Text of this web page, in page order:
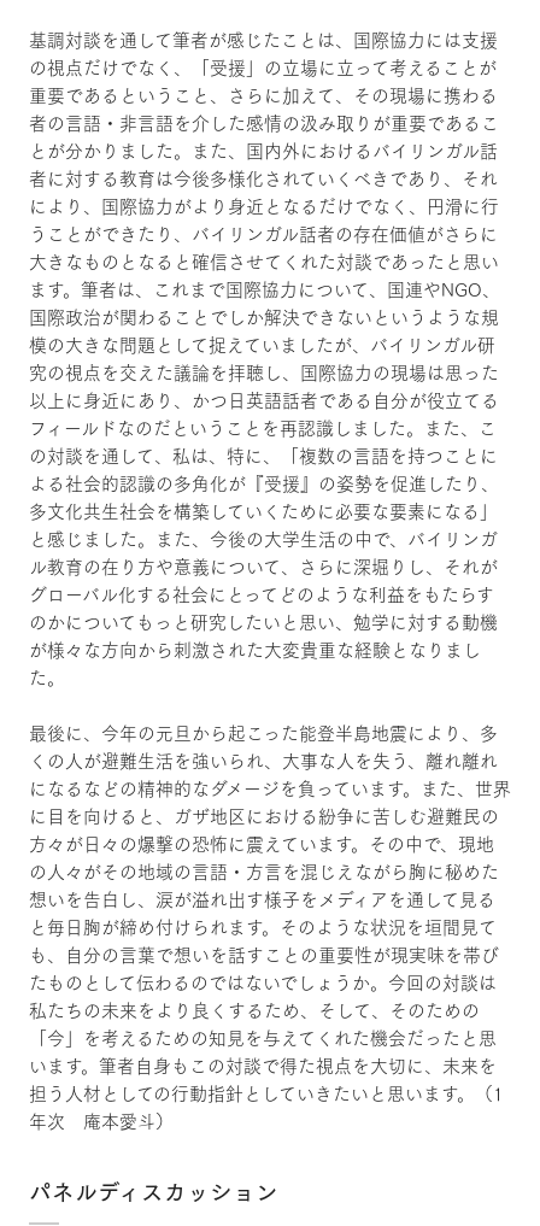
基調対談を通して筆者が感じたことは、国際協力には支援
の視点だけでなく、「受援」の立場に立って考えることが
重要であるということ、さらに加えて、その現場に携わる
者の言語・非言語を介した感情の汲み取りが重要であるこ
とが分かりました。また、国内外におけるバイリンガル話
者に対する教育は今後多様化されていくべきであり、それ
により、国際協力がより身近となるだけでなく、円滑に行
うことができたり、バイリンガル話者の存在価値がさらに
大きなものとなると確信させてくれた対談であったと思い
ます。筆者は、これまで国際協力について、国連やNGO、
国際政治が関わることでしか解決できないというような規
模の大きな問題として捉えていましたが、バイリンガル研
究の視点を交えた議論を拝聴し、国際協力の現場は思った
以上に身近にあり、かつ日英語話者である自分が役立てる
フィールドなのだということを再認識しました。また、こ
の対談を通して、私は、特に、「複数の言語を持つことに
よる社会的認識の多角化が『受援』の姿勢を促進したり、
多文化共生社会を構築していくために必要な要素になる」
と感じました。また、今後の大学生活の中で、バイリンガ
ル教育の在り方や意義について、さらに深堀りし、それが
グローバル化する社会にとってどのような利益をもたらす
のかについてもっと研究したいと思い、勉学に対する動機
が様々な方向から刺激された大変貴重な経験となりまし
た。
最後に、今年の元旦から起こった能登半島地震により、多
くの人が避難生活を強いられ、大事な人を失う、離れ離れ
になるなどの精神的なダメージを負っています。また、世界
に目を向けると、ガザ地区における紛争に苦しむ避難民の
方々が日々の爆撃の恐怖に震えています。その中で、現地
の人々がその地域の言語・方言を混じえながら胸に秘めた
想いを告白し、涙が溢れ出す様子をメディアを通して見る
と毎日胸が締め付けられます。そのような状況を垣間見て
も、自分の言葉で想いを話すことの重要性が現実味を帯び
たものとして伝わるのではないでしょうか。今回の対談は
私たちの未来をより良くするため、そして、そのための
「今」を考えるための知見を与えてくれた機会だったと思
います。筆者自身もこの対談で得た視点を大切に、未来を
担う人材としての行動指針としていきたいと思います。（1
年次 庵本愛斗）
パネルディスカッション